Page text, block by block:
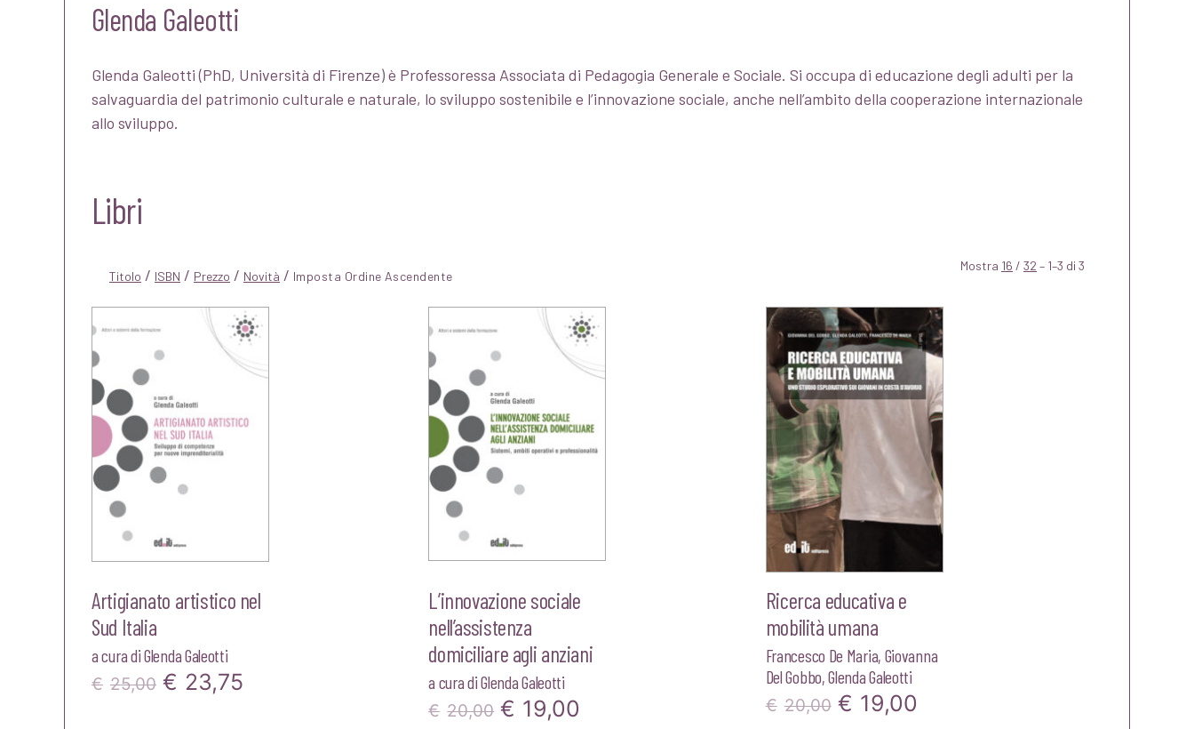
Glenda Galeotti
Glenda Galeotti (PhD, Università di Firenze) è Professoressa Associata di Pedagogia Generale e Sociale. Si occupa di educazione degli adulti per la
salvaguardia del patrimonio culturale e naturale, lo sviluppo sostenibile e l’innovazione sociale, anche nell’ambito della cooperazione internazionale
allo sviluppo.
Libri
Titolo / ISBN / Prezzo / Novità / Mostra 16 / 32 – 1–3 di 3
Artigianato artistico nel
Sud Italia
a cura diGlenda Galeotti
€ 25,00 Il
€ 23,75
L’innovazione sociale
nell’assistenza
domiciliare agli anziani
a cura diGlenda Galeotti
€ 20,00 Il
€ 19,00
Ricerca educativa e
mobilità umana
Francesco De Maria, Giovanna
Del Gobbo,Glenda Galeotti
€ 20,00 Il
€ 19,00